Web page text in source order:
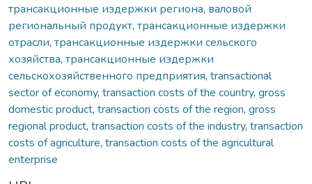
трансакционные издержки региона, валовой
региональный продукт, трансакционные издержки
отрасли, трансакционные издержки сельского
хозяйства, трансакционные издержки
сельскохозяйственного предприятия, transactional
sector of economy, transaction costs of the country, gross
domestic product, transaction costs of the region, gross
regional product, transaction costs of the industry, transaction
costs of agriculture, transaction costs of the agricultural
enterprise